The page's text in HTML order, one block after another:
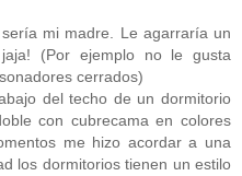
mi madre. Le agarraría un
(Por ejemplo no le gusta
cerrados)
del techo de un dormitorio
con cubrecama en colores
me hizo acordar a una
los dormitorios tienen un estilo